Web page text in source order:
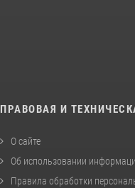
ПРАВОВАЯ И
О сайте
Об использовании
Правила обработки